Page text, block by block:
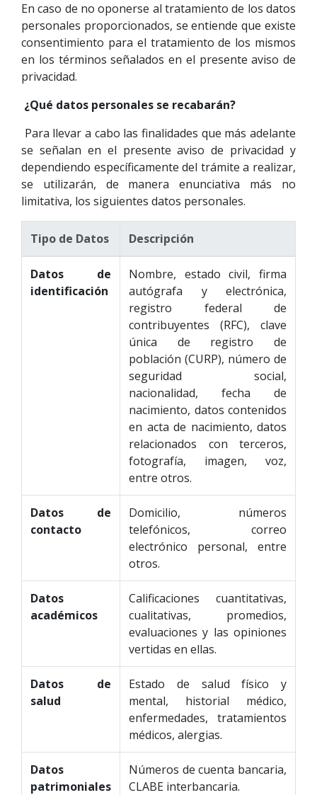
En caso de no oponerse al tratamiento de los datos
personales proporcionados, se entiende que existe
consentimiento para el tratamiento de los mismos
en los términos señalados en el presente aviso de
privacidad.
¿Qué datos personales se recabarán?
Para llevar a cabo las finalidades que más adelante
se señalan en el presente aviso de privacidad y
dependiendo específicamente del trámite a realizar,
se utilizarán, de manera enunciativa más no
limitativa, los siguientes datos personales.
Tipo de Datos Descripción
Datos de
identificación
Nombre, estado civil, firma
autógrafa y electrónica,
registro federal de
contribuyentes (RFC), clave
única de registro de
población (CURP), número de
seguridad social,
nacionalidad, fecha de
nacimiento, datos contenidos
en acta de nacimiento, datos
relacionados con terceros,
fotografía, imagen, voz,
entre otros.
Datos de
contacto
Domicilio, números
telefónicos, correo
electrónico personal, entre
otros.
Datos
académicos
Calificaciones cuantitativas,
cualitativas, promedios,
evaluaciones y las opiniones
vertidas en ellas.
Datos de
salud
Estado de salud físico y
mental, historial médico,
enfermedades, tratamientos
médicos, alergias.
Datos
patrimoniales
Números de cuenta bancaria,
CLABE interbancaria.